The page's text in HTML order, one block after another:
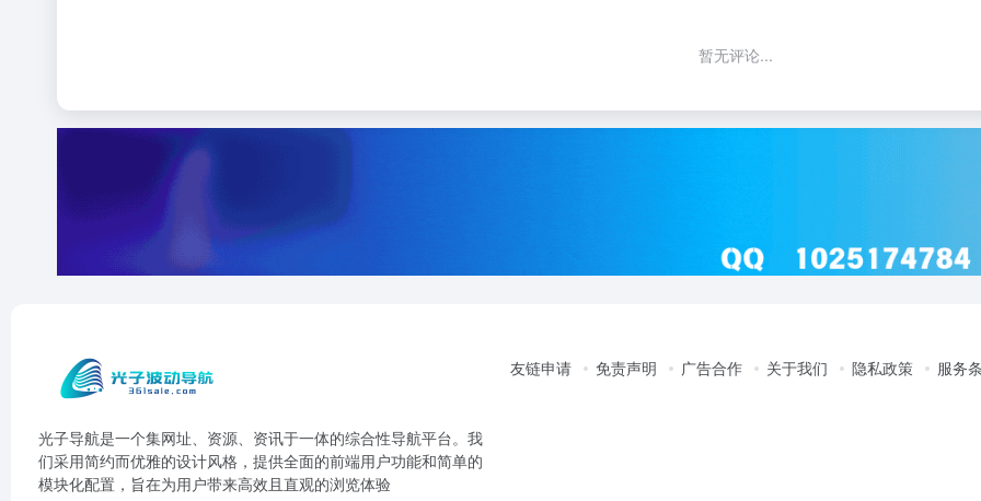
暂无评论...
光子导航是一个集网址、资源、资讯于一体的综合性导航平台。我
们采用简约而优雅的设计风格，提供全面的前端用户功能和简单的
模块化配置，旨在为用户带来高效且直观的浏览体验
友链申请 免责声明 广告合作 关于我们 隐私政策 服务